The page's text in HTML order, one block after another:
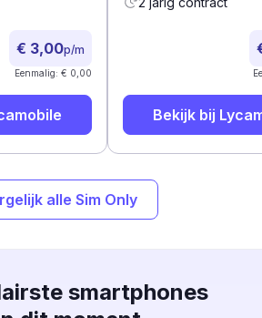
€ 3,00p/m
Eenmalig: € 0,00
Bekijk bij
alle Sim Only
smartphones